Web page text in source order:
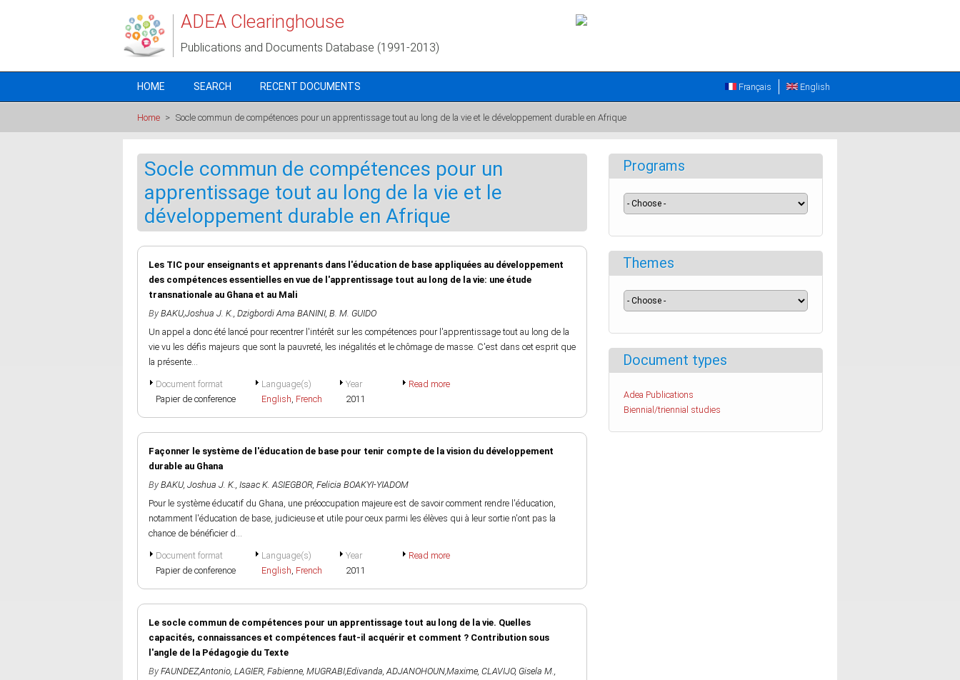
ADEA Clearinghouse
Publications and Documents Database (1991-2013)
HOME SEARCH RECENT DOCUMENTS English
Français
Home > Socle commun de compétences pour un apprentissage tout au long de la vie et le développement durable en Afrique
Socle commun de compétences pour un
apprentissage tout au long de la vie et le
développement durable en Afrique
Les TIC pour enseignants et apprenants dans l'éducation de base appliquées au développement
des compétences essentielles en vue de l'apprentissage tout au long de la vie: une étude
transnationale au Ghana et au Mali
By BAKU,Joshua J. K., Dzigbordi Ama BANINI, B. M. GUIDO
Un appel a donc été lancé pour recentrer l'intérêt sur les compétences pour l'apprentissage tout au long de la
vie vu les défis majeurs que sont la pauvreté, les inégalités et le chômage de masse. C'est dans cet esprit que
la présente...
Document format
Papier de conference
Language(s)
English, French
Year
2011
Read more
Façonner le système de l'éducation de base pour tenir compte de la vision du développement
durable au Ghana
By BAKU, Joshua J. K., Isaac K. ASIEGBOR, Felicia BOAKYI-YIADOM
Pour le système éducatif du Ghana, une préoccupation majeure est de savoir comment rendre l'éducation,
notamment l'éducation de base, judicieuse et utile pour ceux parmi les élèves qui à leur sortie n'ont pas la
chance de bénéficier d...
Document format
Papier de conference
Language(s)
English, French
Year
2011
Read more
Le socle commun de compétences pour un apprentissage tout au long de la vie. Quelles
capacités, connaissances et compétences faut-il acquérir et comment ? Contribution sous
l'angle de la Pédagogie du Texte
By FAUNDEZ,Antonio, LAGIER, Fabienne, MUGRABI,Edivanda,ADJANOHOUN,Maxime, CLAVIJO, Gisela M.,
Programs
Themes
Document types
Adea Publications
Biennial/triennial studies